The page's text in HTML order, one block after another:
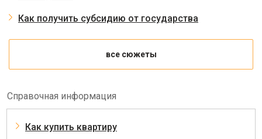
Как получить субсидию от государства
все сюжеты
Справочная информация
Как купить квартиру